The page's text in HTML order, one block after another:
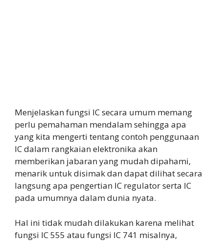
Menjelaskan fungsi IC secara umum memang
perlu pemahaman mendalam sehingga apa
yang kita mengerti tentang contoh penggunaan
IC dalam rangkaian elektronika akan
memberikan jabaran yang mudah dipahami,
menarik untuk disimak dan dapat dilihat secara
langsung apa pengertian IC regulator serta IC
pada umumnya dalam dunia nyata.
Hal ini tidak mudah dilakukan karena melihat
fungsi IC 555 atau fungsi IC 741 misalnya,